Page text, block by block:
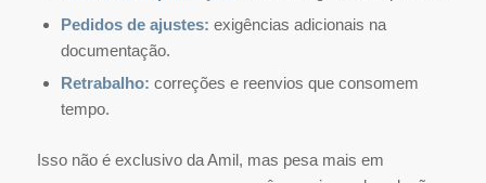
Pedidos de ajustes: exigências adicionais na
documentação.
Retrabalho: correções e reenvios que consomem
tempo.
Isso não é exclusivo da Amil, mas pesa mais em